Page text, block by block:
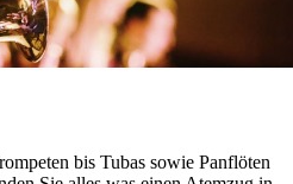
bis Tubas sowie Panflöten